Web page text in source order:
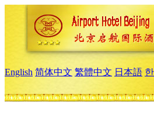
English 简体中文 繁體中文 日本語